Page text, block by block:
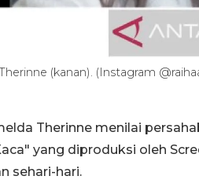
(kanan). (Instagram
Therinne menilai
yang diproduksi oleh
sehari-hari.